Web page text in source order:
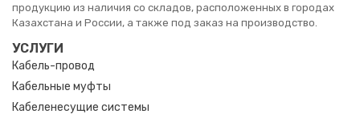
продукцию из наличия со складов, расположенных в городах
Казахстана и России, а также под заказ на производство.
УСЛУГИ
Кабель-провод
Кабельные муфты
Кабеленесущие системы